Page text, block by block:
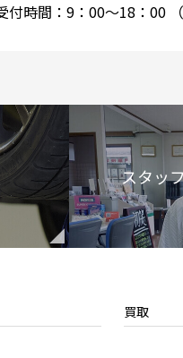
付時間：9：00～18：00（
スタッ
買取